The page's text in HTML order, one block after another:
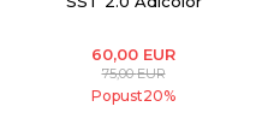
60,00 EUR
75,00EUR
Popust20%